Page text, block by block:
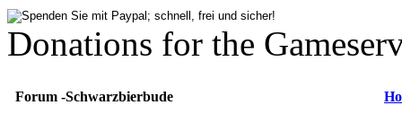
Donations for the
Forum -Schwarzbierbude